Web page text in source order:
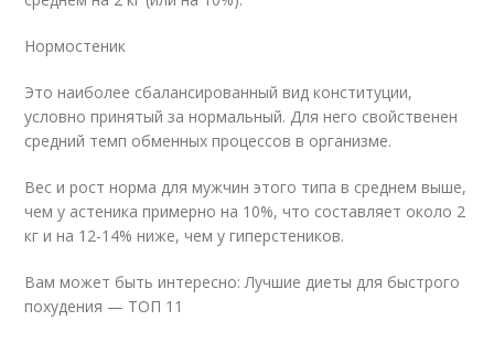
Нормостеник
Это наиболее сбалансированный вид конституции,
условно принятый за нормальный. Для него свойственен
средний темп обменных процессов в организме.
Вес и рост норма для мужчин этого типа в среднем выше,
чем у астеника примерно на 10%, что составляет около 2
кг и на 12-14% ниже, чем у гиперстеников.
Вам может быть интересно: Лучшие диеты для быстрого
похудения — ТОП 11